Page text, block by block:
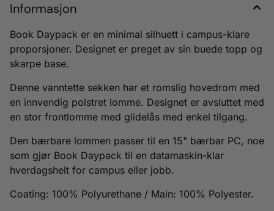
Informasjon
Book Daypack er en minimal silhuett i campus-klare
proporsjoner. Designet er preget av sin buede topp og
skarpe base.
Denne vanntette sekken har et romslig hovedrom med
en innvendig polstret lomme. Designet er avsluttet med
en stor frontlomme med glidelås med enkel tilgang.
Den bærbare lommen passer til en 15" bærbar PC, noe
som gjør Book Daypack til en datamaskin-klar
hverdagshelt for campus eller jobb.
Coating: 100% Polyurethane / Main: 100% Polyester.